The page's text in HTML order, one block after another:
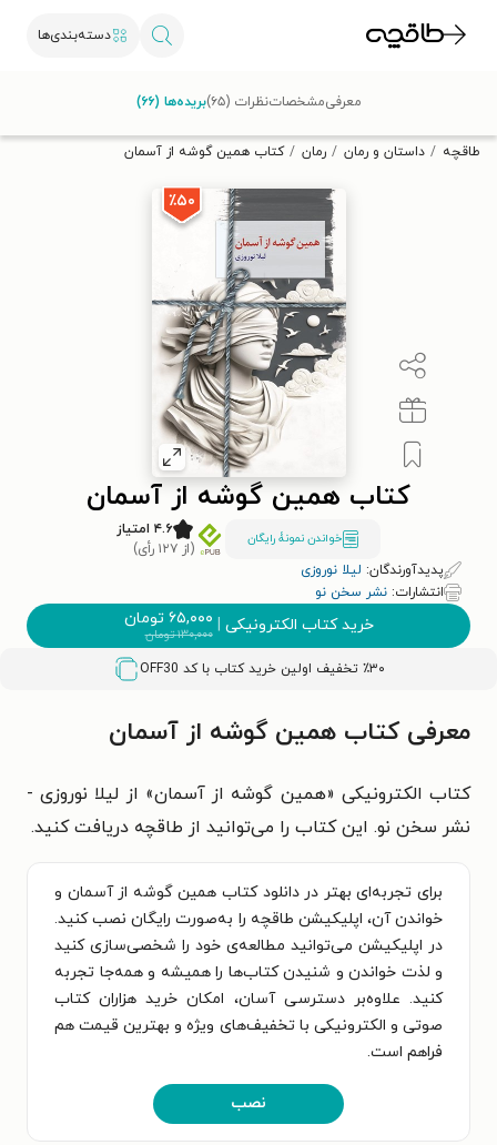
دسته‌بندی‌ها
تخفیف از طاقچه دریافت کن.
طاقچه داستان و رمان رمان کتاب همین گوشه از آسمان
٪۵۰
کتاب همین گوشه از آسمان
خواندن نمونۀ رایگان
۴.۶ امتیاز
(از ۱۲۷ رأی)
پدیدآورندگان: لیلا نوروزی
انتشارات: نشر سخن نو
خرید کتاب الکترونیکی | ۶۵,۰۰۰ تومان
۱۳۰,۰۰۰تومان
٪۳۰ تخفیف اولین خرید کتاب با کد OFF30
معرفیمشخصاتنظرات (۶۵) بریده‌ها (۶۶)
معرفی کتاب همین گوشه از آسمان
کتاب الکترونیکی «همین گوشه از آسمان» از لیلا نوروزی -
نشر سخن نو. این کتاب را می‌توانید از طاقچه دریافت کنید.
برای تجربه‌ای بهتر در دانلود کتاب همین گوشه از آسمان و
خواندن آن، اپلیکیشن طاقچه را به‌صورت رایگان نصب کنید.
در اپلیکیشن می‌توانید مطالعه‌ی خود را شخصی‌سازی کنید
و لذت خواندن و شنیدن کتاب‌ها را همیشه و همه‌جا تجربه
کنید. علاوه‌بر دسترسی آسان، امکان خرید هزاران کتاب
صوتی و الکترونیکی با تخفیف‌های ویژه و بهترین قیمت هم
فراهم است.
نصب